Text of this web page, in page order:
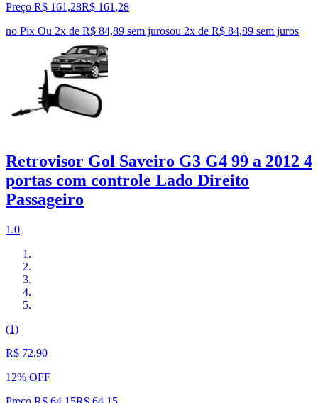
Preço R$ 161,28R$ 161 ,28
no Pix Ou 2x de R$ 84,89 sem jurosou 2x de R$ 84,89 sem juros
Retrovisor Gol Saveiro G3 G4 99 a 2012 4
portas com controle Lado Direito
Passageiro
1.0
(1)
R$ 72,90
12% OFF